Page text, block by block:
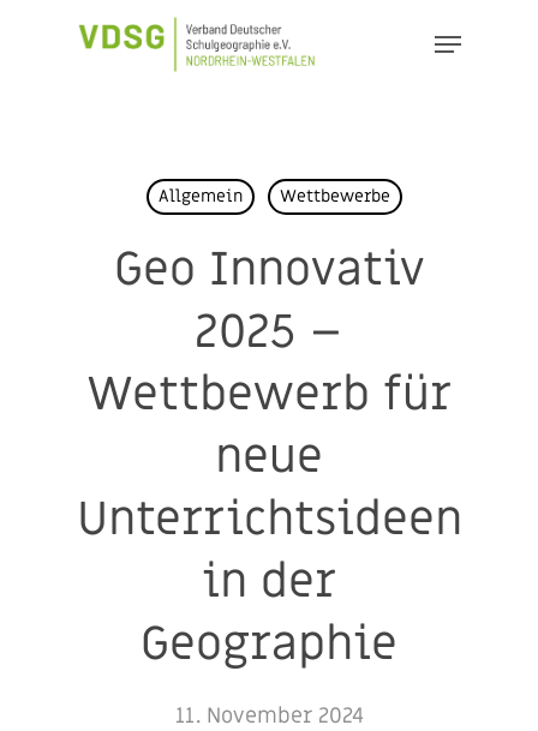
Menu
Allgemein Wettbewerbe
Geo Innovativ
2025 –
Wettbewerb für
neue
Unterrichtsideen
in der
Geographie
11. November 2024